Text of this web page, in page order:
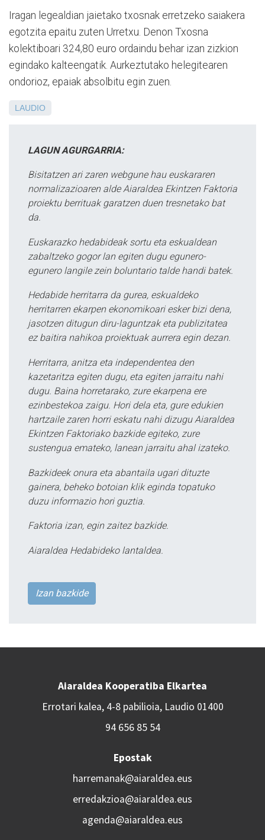
Iragan legealdian jaietako txosnak erretzeko saiakera
egotzita epaitu zuten Urretxu. Denon Txosna
kolektiboari 324,80 euro ordaindu behar izan zizkion
egindako kalteengatik. Aurkeztutako helegitearen
ondorioz, epaiak absolbitu egin zuen.
LAUDIO
LAGUN AGURGARRIA:
Bisitatzen ari zaren webgune hau euskararen
normalizazioaren alde Aiaraldea Ekintzen Faktoria
proiektu berrituak garatzen duen tresnetako bat
da.
Euskarazko hedabideak sortu eta eskualdean
zabaltzeko gogor lan egiten dugu egunero-
egunero langile zein boluntario talde handi batek.
Hedabide herritarra da gurea, eskualdeko
herritarren ekarpen ekonomikoari esker bizi dena,
jasotzen ditugun diru-laguntzak eta publizitatea
ez baitira nahikoa proiektuak aurrera egin dezan.
Herritarra, anitza eta independentea den
kazetaritza egiten dugu, eta egiten jarraitu nahi
dugu. Baina horretarako, zure ekarpena ere
ezinbestekoa zaigu. Hori dela eta, gure edukien
hartzaile zaren horri eskatu nahi dizugu Aiaraldea
Ekintzen Faktoriako bazkide egiteko, zure
sustengua emateko, lanean jarraitu ahal izateko.
Bazkideek onura eta abantaila ugari dituzte
gainera, beheko botoian klik eginda topatuko
duzu informazio hori guztia.
Faktoria izan, egin zaitez bazkide.
Aiaraldea Hedabideko lantaldea.
Izan bazkide
Aiaraldea Kooperatiba Elkartea
Errotari kalea, 4-8 pabilioia, Laudio 01400
94 656 85 54
Epostak
harremanak@aiaraldea.eus
erredakzioa@aiaraldea.eus
agenda@aiaraldea.eus